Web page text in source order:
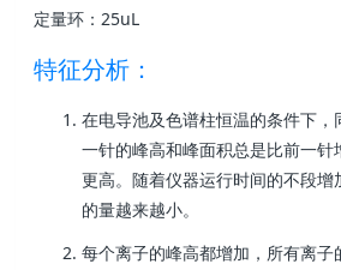
定量环：25uL
特征分析：
在电导池及色谱柱恒温的条件下
一针的峰高和峰面积总是比前一
更高。随着仪器运行时间的不段增
的量越来越小。
每个离子的峰高都增加，所有离子